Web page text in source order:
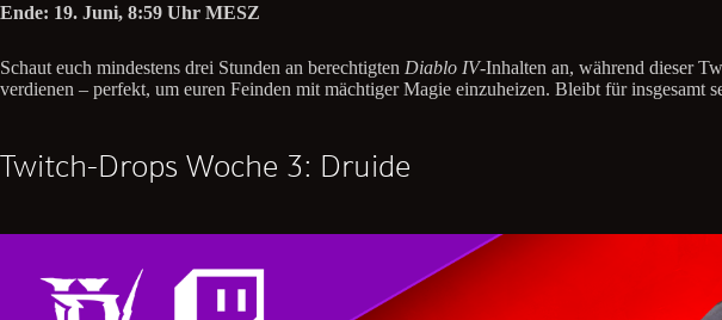
Ende: 19. Juni, 8:59 Uhr MESZ
Schaut euch mindestens drei Stunden an berechtigten Diablo IV-Inhalten an, während dieser
verdienen – perfekt, um euren Feinden mit mächtiger Magie einzuheizen. Bleibt für insgesamt
Twitch-Drops Woche 3: Druide